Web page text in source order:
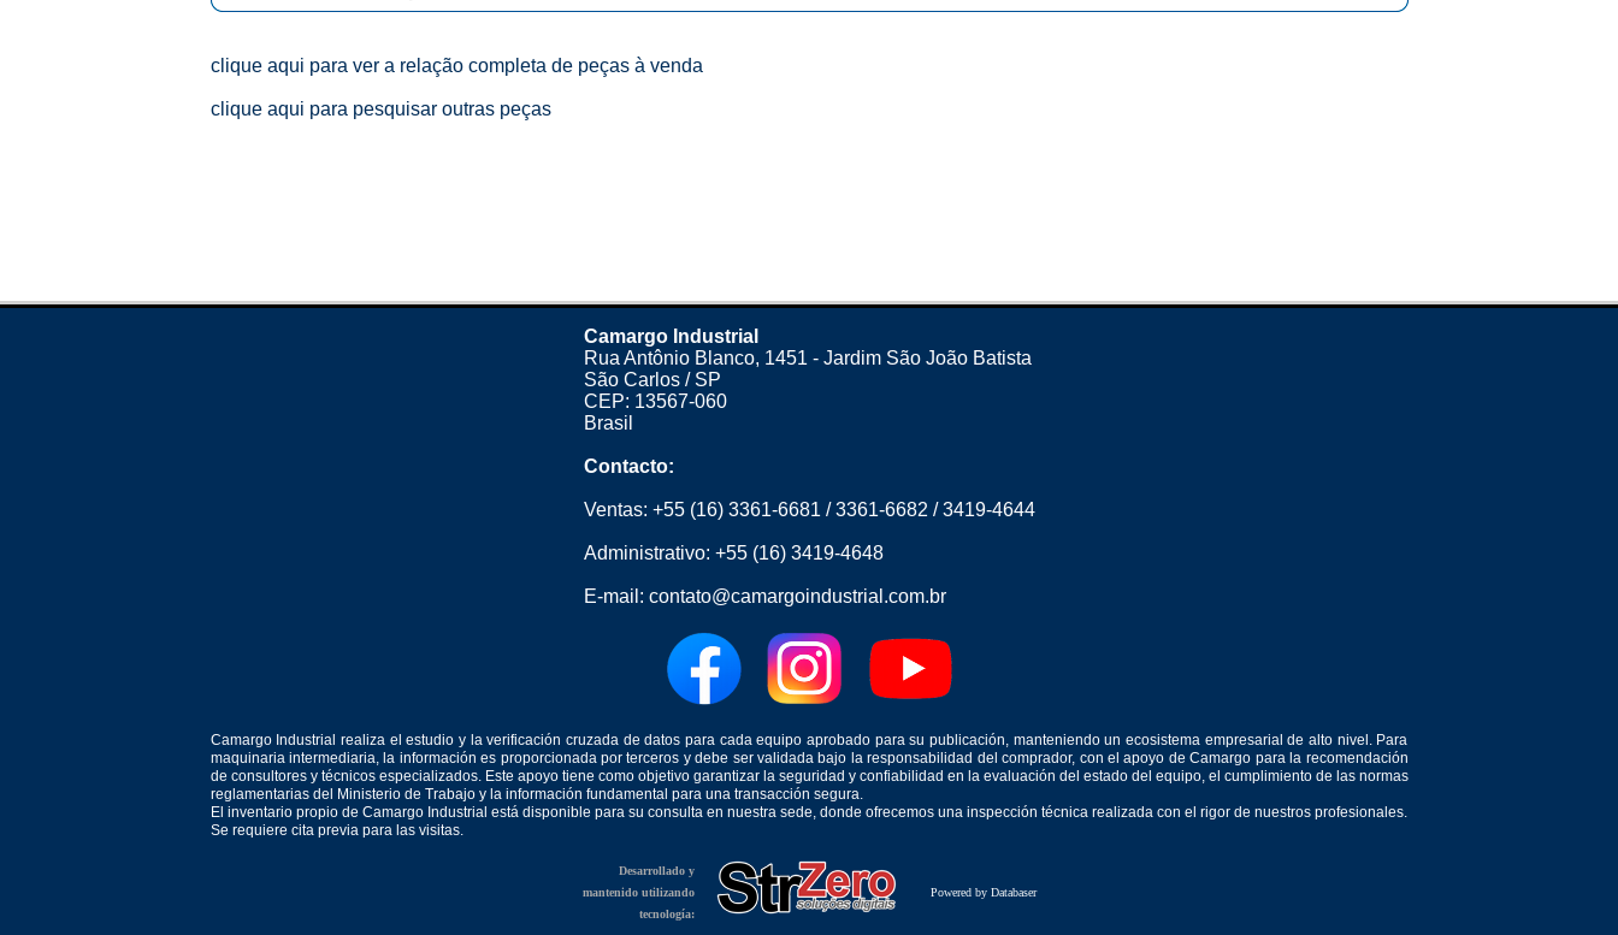
clique aqui para ver a relação completa de peças à venda
clique aqui para pesquisar outras peças
Camargo Industrial
Rua Antônio Blanco, 1451 - Jardim São João Batista
São Carlos / SP
CEP: 13567-060
Brasil
Contacto:
Ventas: +55 (16) 3361-6681 /3361-6682 /3419-4644
Administrativo: +55 (16) 3419-4648
E-mail: contato@camargoindustrial.com.br
Camargo Industrial realiza el estudio y la verificación cruzada de datos para cada equipo aprobado para su publicación, manteniendo un ecosistema empresarial de alto nivel. Para
maquinaria intermediaria, la información es proporcionada por terceros y debe ser validada bajo la responsabilidad del comprador, con el apoyo de Camargo para la recomendación
de consultores y técnicos especializados. Este apoyo tiene como objetivo garantizar la seguridad y confiabilidad en la evaluación del estado del equipo, el cumplimiento de las normas
reglamentarias del Ministerio de Trabajo y la información fundamental para una transacción segura.
El inventario propio de Camargo Industrial está disponible para su consulta en nuestra sede, donde ofrecemos una inspección técnica realizada con el rigor de nuestros profesionales.
Se requiere cita previa para las visitas.
Desarrollado y
mantenido utilizando
tecnología:
Powered by Databaser